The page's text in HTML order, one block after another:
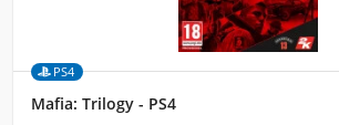
PS4
Mafia: Trilogy - PS4